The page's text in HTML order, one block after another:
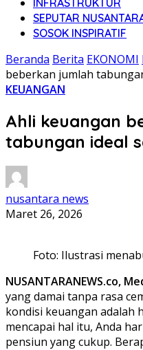
INFRASTRUKTUR
SEPUTAR
SOSOK INSPIRATIF
Beranda Berita EKONOMI
beberkan jumlah
KEUANGAN
Ahli keuangan
tabungan ideal
nusantara news
Maret 26, 2026
Foto: Ilustrasi
NUSANTARANEWS.co,
yang damai tanpa rasa
kondisi keuangan adalah
mencapai hal itu, Anda
pensiun yang cukup.